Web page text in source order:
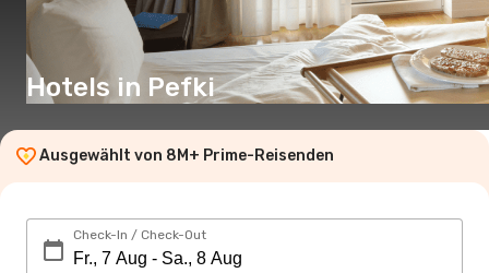
Hotels in Pefki
Ausgewählt von 8M+ Prime-Reisenden
Check-In / Check-Out